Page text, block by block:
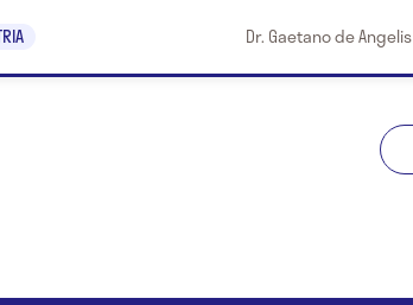
Dr. Gaetano de Angelis